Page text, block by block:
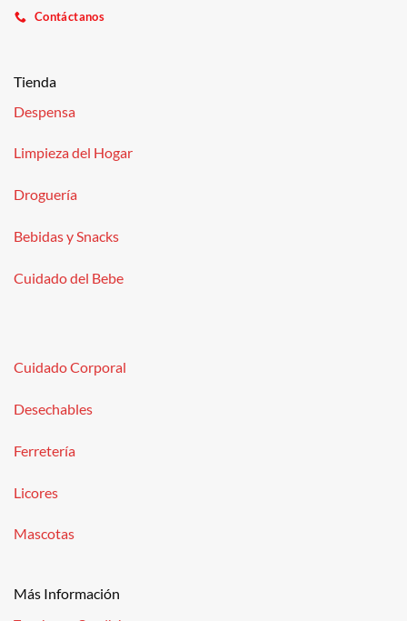
Contáctanos
Tienda
Despensa
Limpieza del Hogar
Droguería
Bebidas y Snacks
Cuidado del Bebe
Cuidado Corporal
Desechables
Ferretería
Licores
Mascotas
Más Información